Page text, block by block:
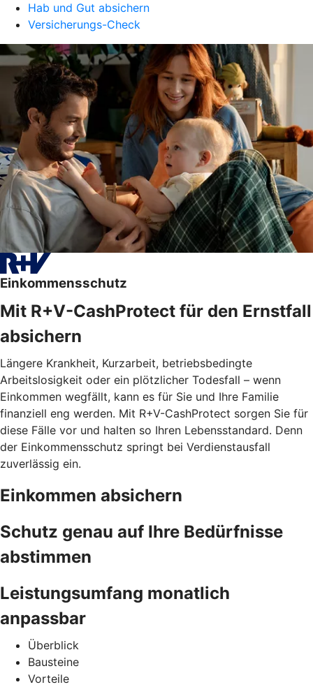
Hab und Gut absichern
Versicherungs-Check
Einkommensschutz
Mit R+V-CashProtect für den Ernstfall
absichern
Längere Krankheit, Kurzarbeit, betriebsbedingte
Arbeitslosigkeit oder ein plötzlicher Todesfall – wenn
Einkommen wegfällt, kann es für Sie und Ihre Familie
finanziell eng werden. Mit R+V-CashProtect sorgen Sie für
diese Fälle vor und halten so Ihren Lebensstandard. Denn
der Einkommensschutz springt bei Verdienstausfall
zuverlässig ein.
Einkommen absichern
Schutz genau auf Ihre Bedürfnisse
abstimmen
Leistungsumfang monatlich
anpassbar
Überblick
Bausteine
Vorteile